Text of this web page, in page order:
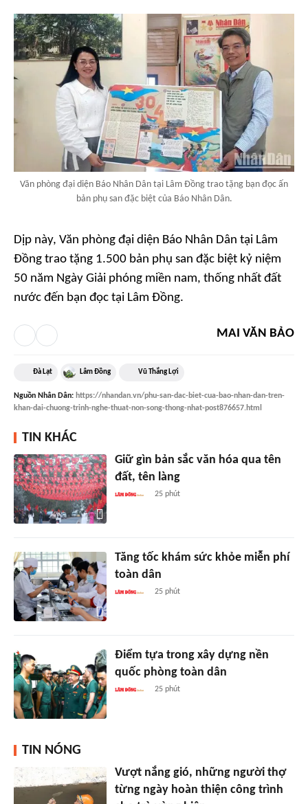
Văn phòng đại diện Báo Nhân Dân tại Lâm Đồng trao tặng bạn đọc ấn
bản phụ san đặc biệt của Báo Nhân Dân.
Dịp này, Văn phòng đại diện Báo Nhân Dân tại Lâm
Đồng trao tặng 1.500 bản phụ san đặc biệt kỷ niệm
50 năm Ngày Giải phóng miền nam, thống nhất đất
nước đến bạn đọc tại Lâm Đồng.
MAI VĂN BẢO
Đà Lạt Lâm Đồng Vũ Thắng Lợi
Nguồn Nhân Dân: https://nhandan.vn/phu-san-dac-biet-cua-bao-nhan-dan-tren-
khan-dai-chuong-trinh-nghe-thuat-non-song-thong-nhat-post876657.html
TIN KHÁC
Giữ gìn bản sắc văn hóa qua tên
đất, tên làng
25 phút
Tăng tốc khám sức khỏe miễn phí
toàn dân
25 phút
Điểm tựa trong xây dựng nền
quốc phòng toàn dân
25 phút
TIN NÓNG
Vượt nắng gió, những người thợ
từng ngày hoàn thiện công trình